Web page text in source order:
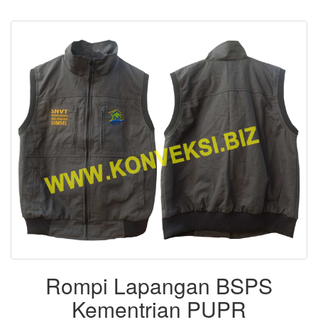
Rompi Lapangan BSPS
Kementrian PUPR